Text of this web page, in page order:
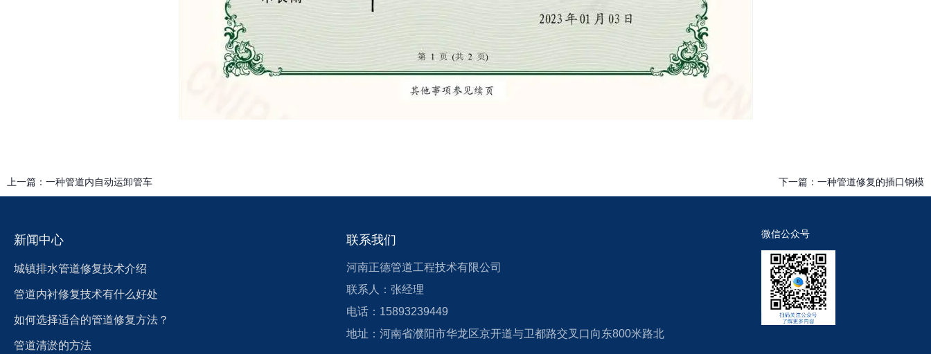
上一篇： 一种管道内自动运卸管车 下一篇： 一种管道修复的插口钢模
新闻中心
城镇排水管道修复技术介绍
管道内衬修复技术有什么好处
如何选择适合的管道修复方法？
管道清淤的方法
联系我们
河南正德管道工程技术有限公司
联系人：张经理
电话：15893239449
地址：河南省濮阳市华龙区京开道与卫都路交叉口向东800米路北
微信公众号